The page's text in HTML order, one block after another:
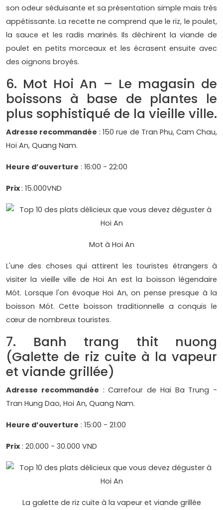
son odeur séduisante et sa présentation simple mais très
appétissante. La recette ne comprend que le riz, le poulet,
la sauce et les radis marinés. Ils déchirent la viande de
poulet en petits morceaux et les écrasent ensuite avec
des oignons broyés.
6. Mot Hoi An – Le magasin de
boissons à base de plantes le
plus sophistiqué de la vieille ville.
Adresse recommandée : 150 rue de Tran Phu, Cam Chau,
Hoi An, Quang Nam.
Heure d’ouverture : 16:00 - 22:00
Prix: 15.000VND
Mot à Hoi An
L'une des choses qui attirent les touristes étrangers à
visiter la vieille ville de Hoi An est la boisson légendaire
Mót. Lorsque l'on évoque Hoi An, on pense presque à la
boisson Mót. Cette boisson traditionnelle a conquis le
cœur de nombreux touristes.
7. Banh trang thit nuong
(Galette de riz cuite à la vapeur
et viande grillée)
Adresse recommandée : Carrefour de Hai Ba Trung -
Tran Hung Dao, Hoi An, Quang Nam.
Heure d’ouverture : 15:00 - 21:00
Prix : 20.000 - 30.000 VND
La galette de riz cuite à la vapeur et viande grillée